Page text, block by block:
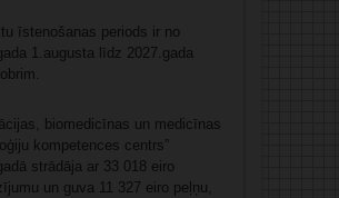
īstenošanas periods ir no
1.augusta līdz 2027.gada
biomedicīnas un medicīnas
kompetences centrs”
strādāja ar 33 018 eiro
un guva 11 327 eiro peļņu,